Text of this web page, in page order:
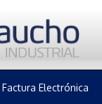
Factura Electrónica